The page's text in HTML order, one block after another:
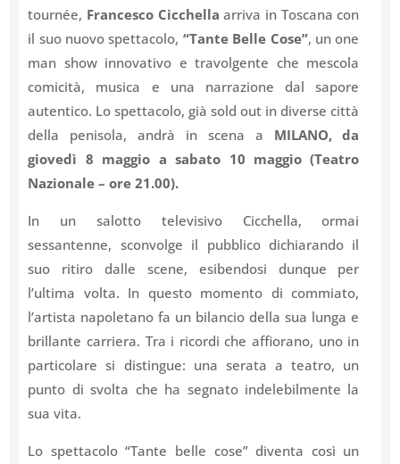
tournée, Francesco Cicchellaarriva in Toscana con
il suo nuovo spettacolo, “Tante Belle Cose”, un one
man show innovativo e travolgente che mescola
comicità, musica e una narrazione dal sapore
autentico. Lo spettacolo, già sold out in diverse città
della penisola, andrà in scena a MILANO, da
giovedì 8 maggio a sabato 10 maggio (Teatro
Nazionale– ore 21.00).
In un salotto televisivo Cicchella, ormai
sessantenne, sconvolge il pubblico dichiarando il
suo ritiro dalle scene, esibendosi dunque per
l’ultima volta. In questo momento di commiato,
l’artista napoletano fa un bilancio della sua lunga e
brillante carriera. Tra i ricordi che affiorano, uno in
particolare si distingue: una serata a teatro, un
punto di svolta che ha segnato indelebilmente la
sua vita.
Lo spettacolo “Tante belle cose” diventa così un